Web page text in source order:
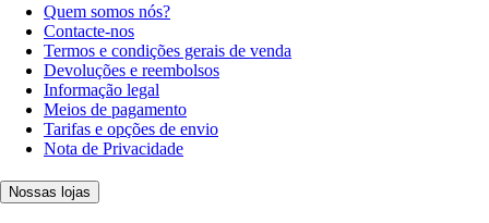
Quem somos nós?
Contacte-nos
Termos e condições gerais de venda
Devoluções e reembolsos
Informação legal
Meios de pagamento
Tarifas e opções de envio
Nota de Privacidade
Nossas lojas